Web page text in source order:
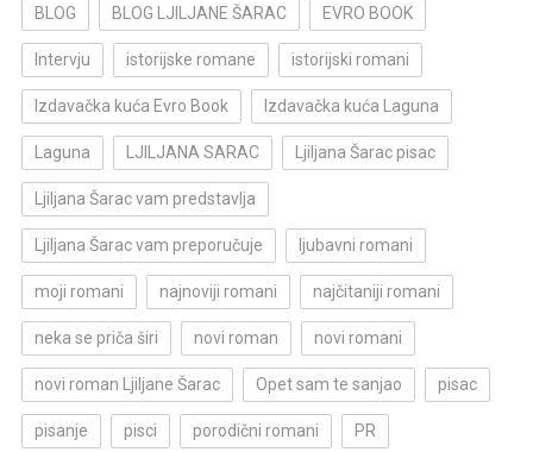
BLOG BLOG LJILJANE ŠARAC EVRO BOOK
Intervju istorijske romane istorijski romani
Izdavačka kuća Evro Book Izdavačka kuća Laguna
Laguna LJILJANA SARAC Ljiljana Šarac pisac
Ljiljana Šarac vam predstavlja
Ljiljana Šarac vam preporučuje ljubavni romani
moji romani najnoviji romani najčitaniji romani
neka se priča širi novi roman novi romani
novi roman Ljiljane Šarac Opet sam te sanjao pisac
pisanje pisci porodični romani PR